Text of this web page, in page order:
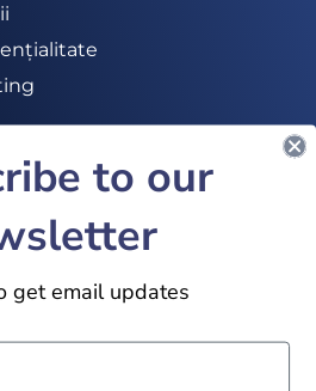
ALĂTURĂ-TE
to our
get email updates